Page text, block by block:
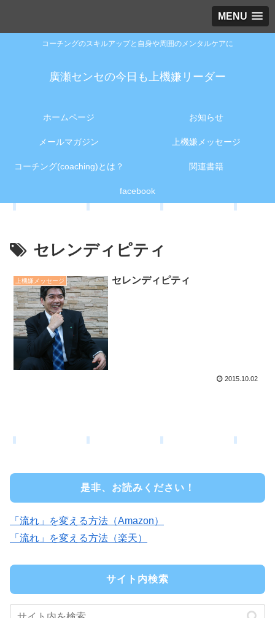
MENU
コーチングのスキルアップと自身や周囲のメンタルケアに
廣瀬センセの今日も上機嫌リーダー
ホームページ お知らせ
メールマガジン 上機嫌メッセージ
コーチング(coaching)とは？ 関連書籍
facebook
セレンディピティ
上機嫌メッセージ セレンディピティ
2015.10.02
是非、お読みください！
「流れ」を変える方法（Amazon）
「流れ」を変える方法（楽天）
サイト内検索